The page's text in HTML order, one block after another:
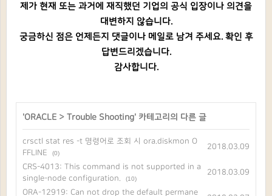
제가 현재 또는 과거에 재직했던 기업의 공식 입장이나 의견을
대변하지 않습니다.
궁금하신 점은 언제든지 댓글이나 메일로 남겨 주세요. 확인 후
답변드리겠습니다.
감사합니다.
'ORACLE > Trouble Shooting' 카테고리의 다른 글
crsctl stat res -t 명령어로 조회 시 ora.diskmon O
FFLINE
(0)
2018.03.09
CRS-4013: This command is not supported in a
single-node configuration.
(10)
2018.03.09
ORA-12919: Can not drop the default permane